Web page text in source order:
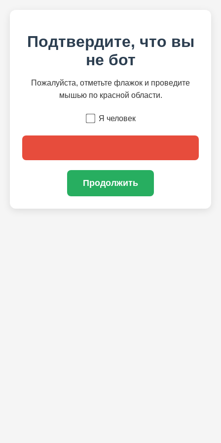
Подтвердите, что вы
не бот
Пожалуйста, отметьте флажок и проведите
мышью по красной области.
Я человек
Продолжить